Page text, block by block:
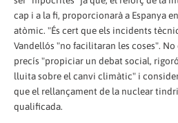
cap i a la fi, proporcionarà a Espanya
atòmic. "És cert que els incidents
Vandellós "no facilitaran les coses".
precís "propiciar un debat social,
lluita sobre el canvi climàtic" i
que el rellançament de la nuclear
qualificada.